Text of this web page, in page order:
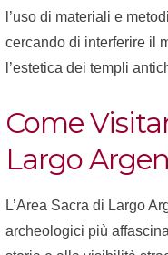
l’uso di materiali e
cercando di interferire il
l’estetica dei templi
Come
Largo
L’Area Sacra di Largo
archeologici più